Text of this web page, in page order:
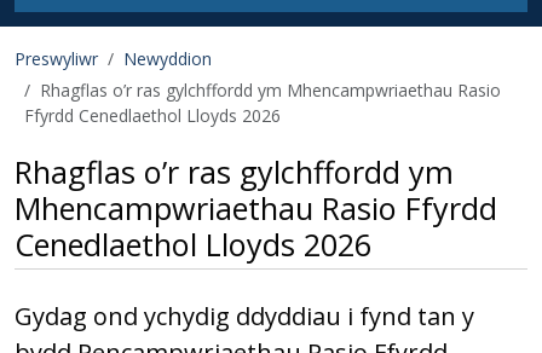
Preswyliwr
Newyddion
Rhagflas o’r ras gylchffordd ym Mhencampwriaethau Rasio
Ffyrdd Cenedlaethol Lloyds 2026
Rhagflas o’r ras gylchffordd ym
Mhencampwriaethau Rasio Ffyrdd
Cenedlaethol Lloyds 2026
Gydag ond ychydig ddyddiau i fynd tan y